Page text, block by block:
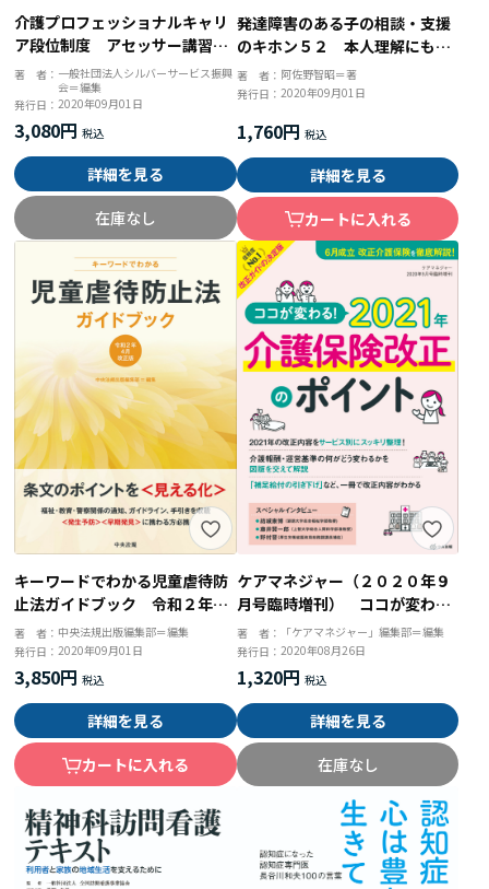
介護プロフェッショナルキャリ
ア段位制度 アセッサー講習テ
キスト 令和２年度改訂版
著 者： 一般社団法人シルバーサービス振興
会＝編集
発行日：2020年09月01日
3,080円
詳細を見る
在庫なし
発達障害のある子の相談・支援
のキホン５２ 本人理解にもと
づくコミュニケーションとかか
わり方
著 者： 阿佐野智昭＝著
発行日： 2020年09月01日
1,760円
詳細を見る
カートに入れる
キーワードでわかる児童虐待防
止法ガイドブック 令和２年４
月改正版
著 者： 中央法規出版編集部＝編集
発行日：2020年09月01日
3,850円
詳細を見る
カートに入れる
ケアマネジャー（２０２０年９
月号臨時増刊） ココが変わ
る！ ２０２１年介護保険改正
のポイント
著 者：
「ケアマネジャー」編集部＝編集
発行日： 2020年08月26日
1,320円
詳細を見る
在庫なし